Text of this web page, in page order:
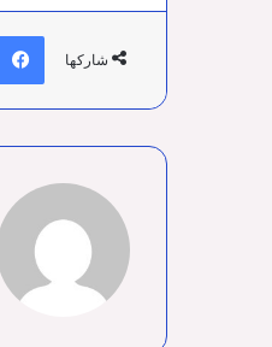
شاركها